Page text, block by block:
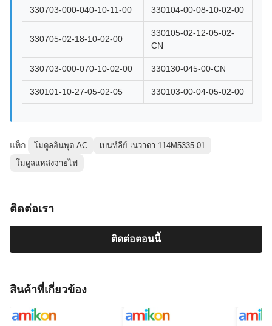
330703-000-040-10-11-00 330104-00-08-10-02-00
330705-02-18-10-02-00
330105-02-12-05-02-
CN
330703-000-070-10-02-00 330130-045-00-CN
330101-10-27-05-02-05 330103-00-04-05-02-00
แท็ก: โมดูลอินพุต AC
เบนท์ลีย์ เนวาดา 114M5335-01
โมดูลแหล่งจ่ายไฟ
ติดต่อเรา
ติดต่อตอนนี้
สินค้าที่เกี่ยวข้อง